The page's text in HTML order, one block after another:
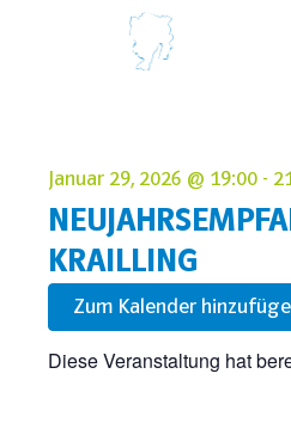
Januar 29, 2026 @ 19:00 -
KRAILLING
Zum Kalender
Diese Veranstaltung hat